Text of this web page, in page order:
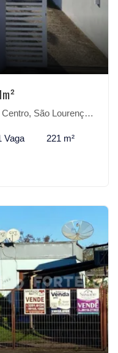
São Lourenço do Sul-RS
Vaga 221 m²